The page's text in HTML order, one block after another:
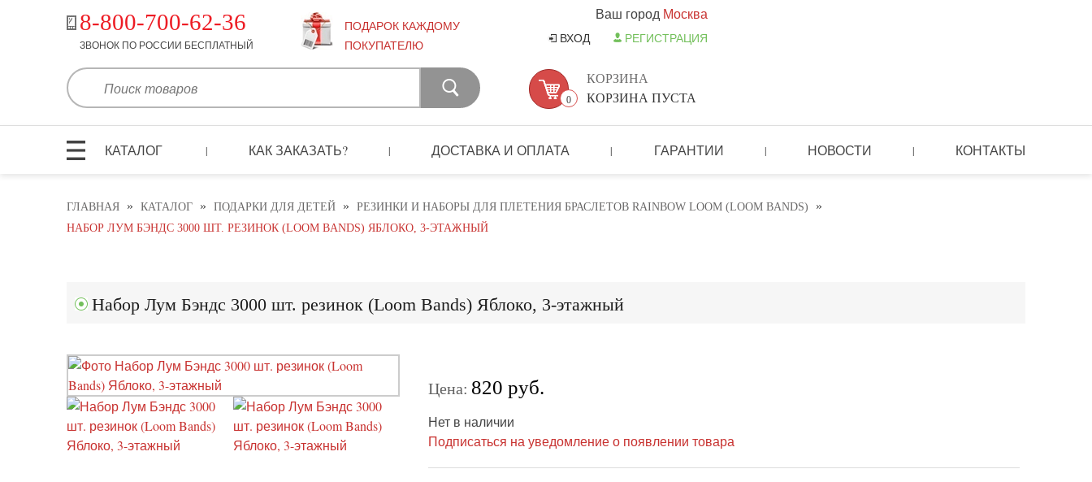
8-800-700-62-36
ЗВОНОК ПО РОССИИ БЕСПЛАТНЫЙ
ПОДАРОК КАЖДОМУ
ПОКУПАТЕЛЮ
Ваш город Москва
ВХОД РЕГИСТРАЦИЯ
0
КОРЗИНА
КОРЗИНА ПУСТА
КАТАЛОГ | КАК ЗАКАЗАТЬ? | ДОСТАВКА И ОПЛАТА | ГАРАНТИИ | НОВОСТИ | КОНТАКТЫ
ГЛАВНАЯ » КАТАЛОГ » ПОДАРКИ ДЛЯ ДЕТЕЙ » РЕЗИНКИ И НАБОРЫ ДЛЯ ПЛЕТЕНИЯ БРАСЛЕТОВ RAINBOW LOOM (LOOM BANDS) »
НАБОР ЛУМ БЭНДС 3000 ШТ. РЕЗИНОК (LOOM BANDS) ЯБЛОКО, 3-ЭТАЖНЫЙ
Набор Лум Бэндс 3000 шт. резинок (Loom Bands) Яблоко, 3-этажный
Цена: 820 руб.
Нет в наличии
Подписаться на уведомление о появлении товара